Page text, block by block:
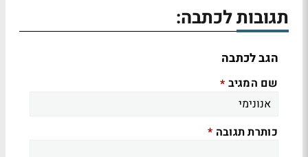
תגובות לכתבה:
הגב לכתבה
שם המגיב *
כותרת תגובה *